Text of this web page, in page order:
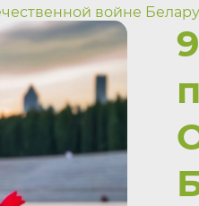
войне